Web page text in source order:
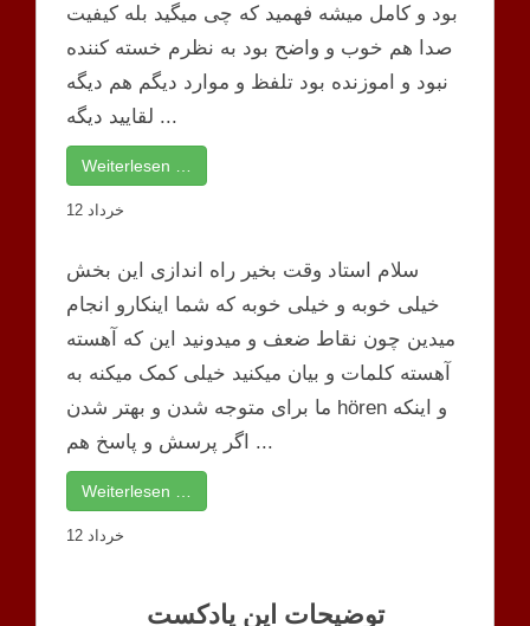
بود و کامل میشه فهمید که چی میگید بله کیفیت
صدا هم خوب و واضح بود به نظرم خسته کننده
نبود و اموزنده بود تلفظ و موارد دیگم هم دیگه
لقایید دیگه ...
Weiterlesen …
12 خرداد
سلام استاد وقت بخیر راه اندازی این بخش
خیلی خوبه و خیلی خوبه که شما اینکارو انجام
میدین چون نقاط ضعف و میدونید این که آهسته
آهسته کلمات و بیان میکنید خیلی کمک میکنه به
ما برای متوجه شدن و بهتر شدن hören و اینکه
اگر پرسش و پاسخ هم ...
Weiterlesen …
12 خرداد
توضیحات این پادکست